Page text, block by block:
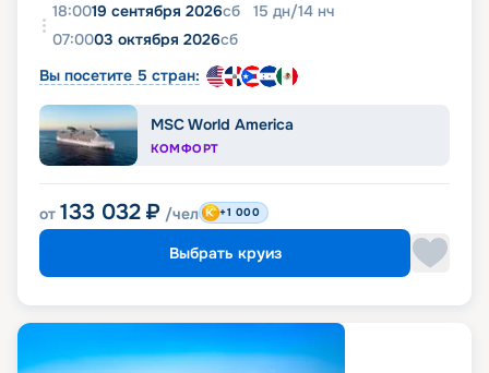
18:0019 сентября 2026сб 15 дн/14 нч
07:0003 октября 2026сб
Вы посетите 5 стран:
MSC World America
КОМФОРТ
от 133 032 ₽ /чел +1 000
Выбрать круиз